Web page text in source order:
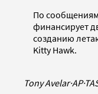
По
финансирует
созданию
Kitty Hawk.
Tony Avelar·AP·